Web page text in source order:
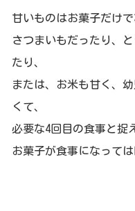
甘いものはお菓子だけで
さつまいもだったり、
たり、
または、お米も甘く、
くて、
必要な4回目の食事と捉
お菓子が食事になっては